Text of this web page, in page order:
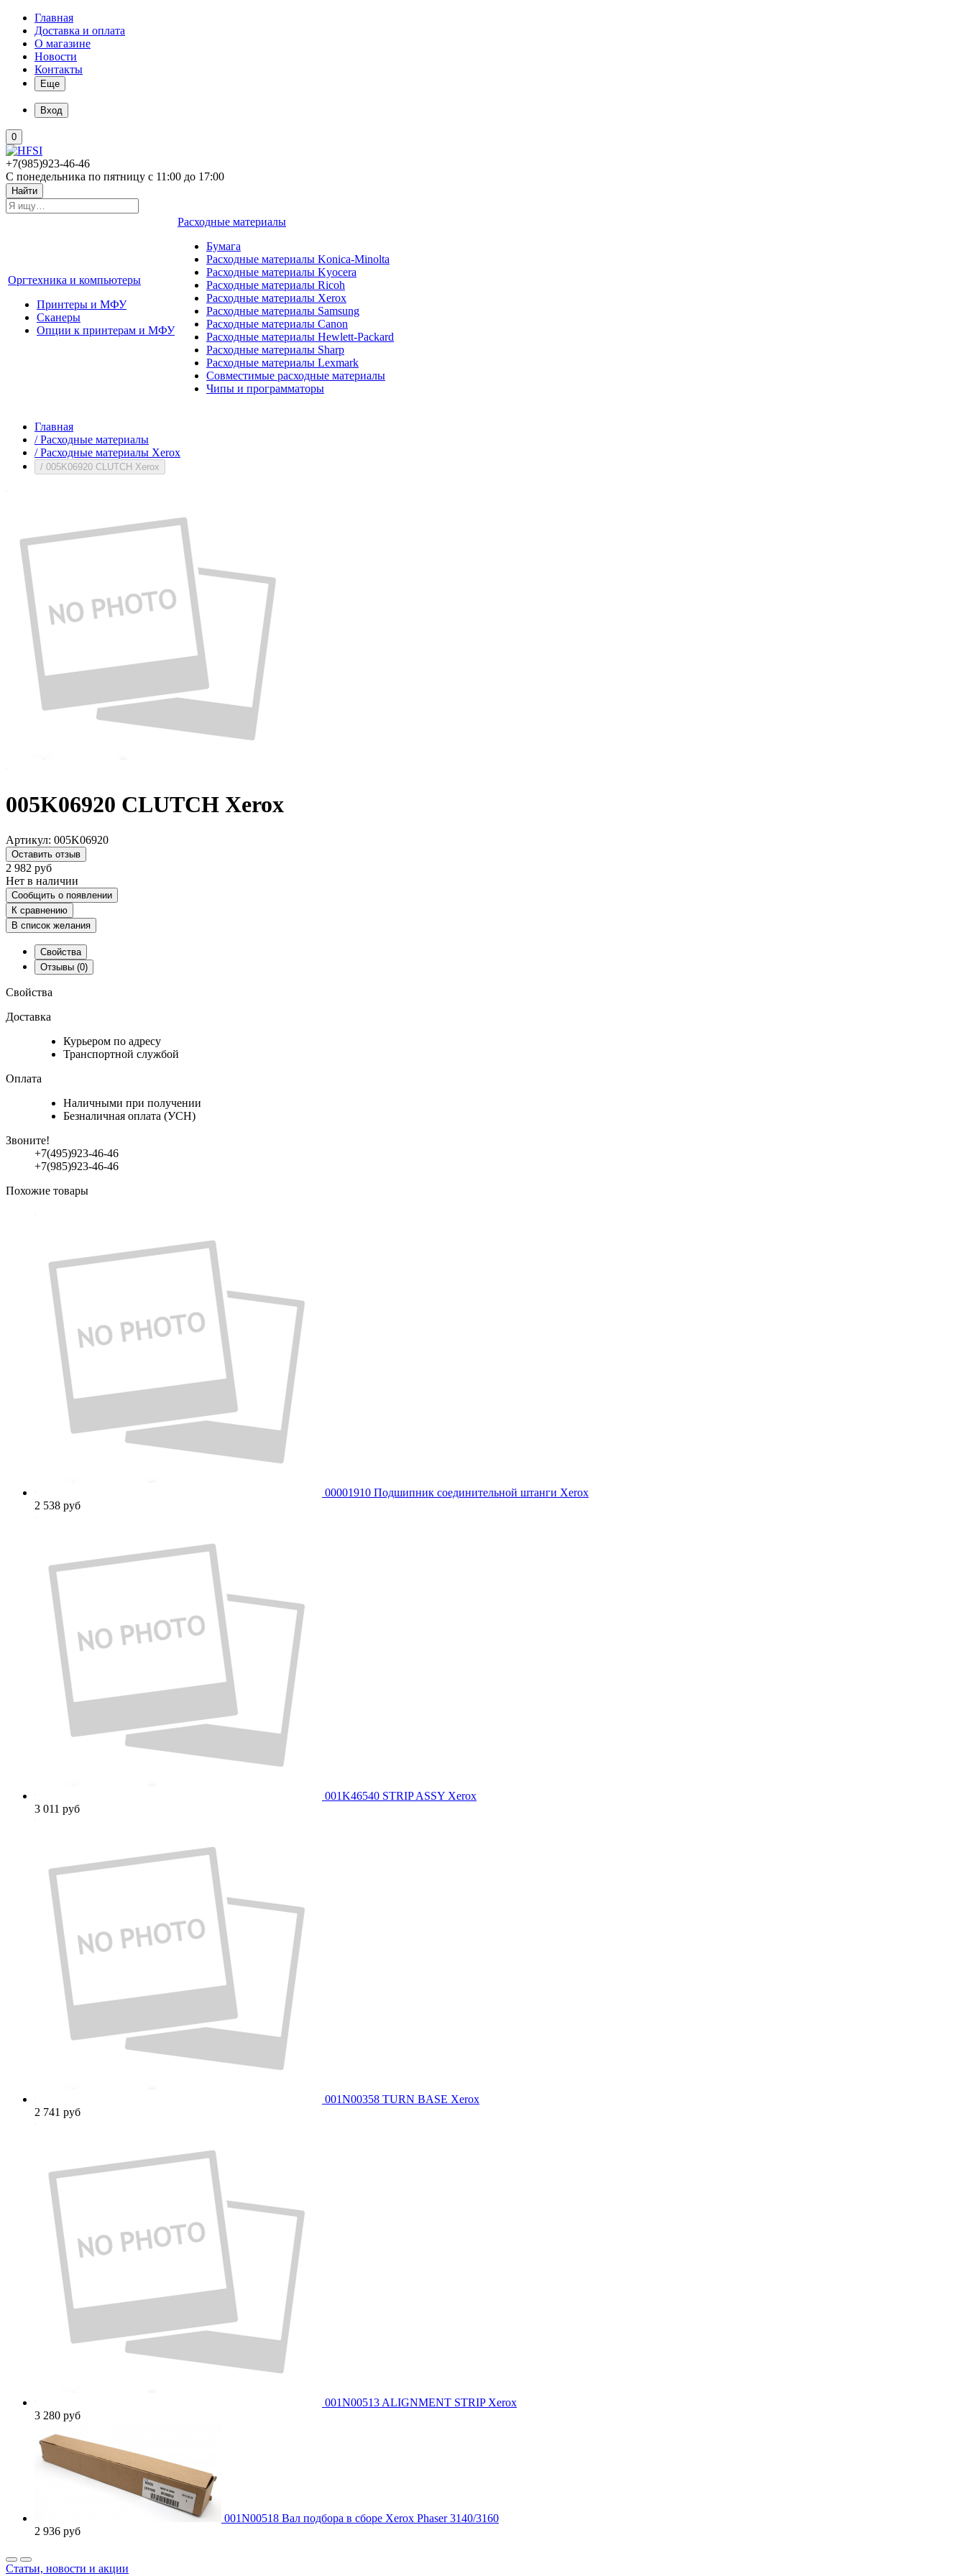
Главная
Доставка и оплата
О магазине
Новости
Контакты
Еще
Вход
0
+7(985)923-46-46
С понедельника по пятницу с 11:00 до 17:00
Найти
Оргтехника и компьютеры
Принтеры и МФУ
Сканеры
Опции к принтерам и МФУ
Расходные материалы
Бумага
Расходные материалы Konica-Minolta
Расходные материалы Kyocera
Расходные материалы Ricoh
Расходные материалы Xerox
Расходные материалы Samsung
Расходные материалы Canon
Расходные материалы Hewlett-Packard
Расходные материалы Sharp
Расходные материалы Lexmark
Совместимые расходные материалы
Чипы и программаторы
Главная
/ Расходные материалы
/ Расходные материалы Xerox
/ 005K06920 CLUTCH Xerox
005K06920 CLUTCH Xerox
Артикул: 005K06920
Оставить отзыв
2 982 руб
Нет в наличии
Сообщить о появлении
К сравнению
В список желания
Свойства
Отзывы (0)
Свойства
Доставка
Курьером по адресу
Транспортной службой
Оплата
Наличными при получении
Безналичная оплата (УСН)
Звоните!
+7(495)923-46-46
+7(985)923-46-46
Похожие товары
00001910 Подшипник соединительной штанги Xerox
2 538 руб
001K46540 STRIP ASSY Xerox
3 011 руб
001N00358 TURN BASE Xerox
2 741 руб
001N00513 ALIGNMENT STRIP Xerox
3 280 руб
001N00518 Вал подбора в сборе Xerox Phaser 3140/3160
2 936 руб
Статьи, новости и акции